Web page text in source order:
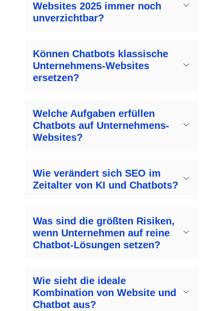
Websites 2025 immer noch
unverzichtbar?
Können Chatbots klassische
Unternehmens-Websites
ersetzen?
Welche Aufgaben erfüllen
Chatbots auf Unternehmens-
Websites?
Wie verändert sich SEO im
Zeitalter von KI und Chatbots?
Was sind die größten Risiken,
wenn Unternehmen auf reine
Chatbot-Lösungen setzen?
Wie sieht die ideale
Kombination von Website und
Chatbot aus?